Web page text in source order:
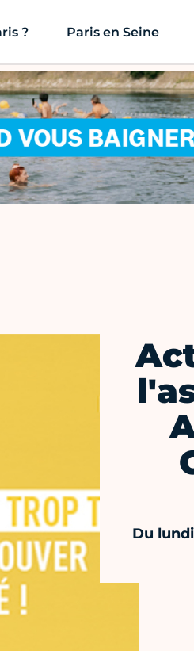
? Paris en Seine
Du lundi